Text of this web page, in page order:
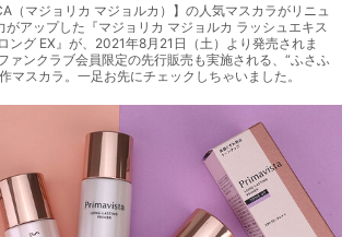
（マジョリカ マジョルカ）】の人気マスカラがリニュ
がアップした『マジョリカ マジョルカ ラッシュエキス
ング EX』が、2021年8月21日（土）より発売されま
ァンクラブ会員限定の先行販売も実施される、“ふさふ
マスカラ。一足お先にチェックしちゃいました。